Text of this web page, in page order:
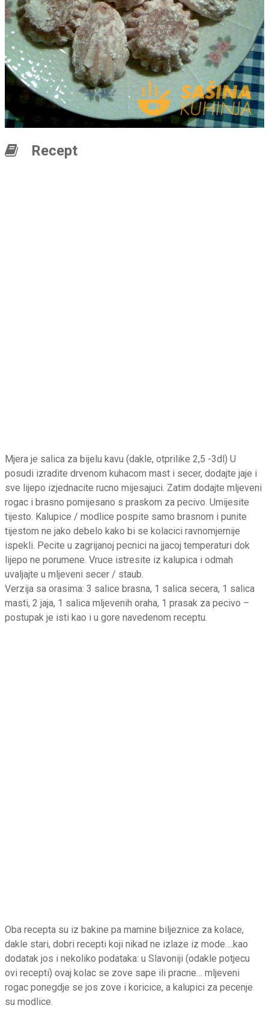
Recept
Mjera je salica za bijelu kavu (dakle, otprilike 2,5 -3dl) U
posudi izradite drvenom kuhacom mast i secer, dodajte jaje i
sve lijepo izjednacite rucno mijesajuci. Zatim dodajte mljeveni
rogac i brasno pomijesano s praskom za pecivo. Umijesite
tijesto. Kalupice / modlice pospite samo brasnom i punite
tijestom ne jako debelo kako bi se kolacici ravnomjernije
ispekli. Pecite u zagrijanoj pecnici na jjacoj temperaturi dok
lijepo ne porumene. Vruce istresite iz kalupica i odmah
uvaljajte u mljeveni secer / staub.
Verzija sa orasima: 3 salice brasna, 1 salica secera, 1 salica
masti, 2 jaja, 1 salica mljevenih oraha, 1 prasak za pecivo –
postupak je isti kao i u gore navedenom receptu.
Oba recepta su iz bakine pa mamine biljeznice za kolace,
dakle stari, dobri recepti koji nikad ne izlaze iz mode….kao
dodatak jos i nekoliko podataka: u Slavoniji (odakle potjecu
ovi recepti) ovaj kolac se zove sape ili pracne… mljeveni
rogac ponegdje se jos zove i koricice, a kalupici za pecenje
su modlice.